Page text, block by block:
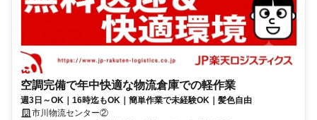
空調完備で年中快適な物流倉庫での軽作業
週3日～OK｜16時迄もOK｜簡単作業で未経験OK｜髪色自由
市川物流センター②